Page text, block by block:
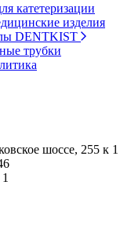
катетеризации
изделия
DENTKIST
трубки
шоссе, 255 к 1